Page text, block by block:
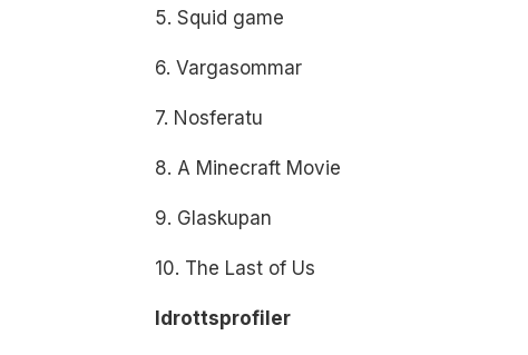
5. Squid game
6. Vargasommar
7. Nosferatu
8. A Minecraft Movie
9. Glaskupan
10. The Last of Us
Idrottsprofiler